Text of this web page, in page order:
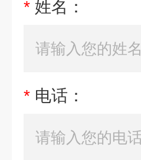
* 姓名：
* 电话：